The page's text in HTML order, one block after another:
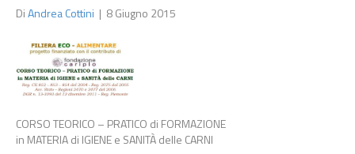
DiAndrea Cottini | 8 Giugno 2015
CORSO TEORICO – PRATICO di FORMAZIONE
in MATERIA di IGIENE e SANITÀ delle CARNI